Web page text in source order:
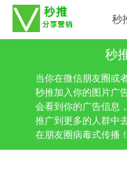
秒
秒
当你在微信朋友圈或
秒推加入你的图片广
会看到你的广告信息
推广到更多的人群中
在朋友圈病毒式传播！